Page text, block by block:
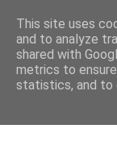
This site uses
and to analyze
shared with
metrics to
statistics, and to